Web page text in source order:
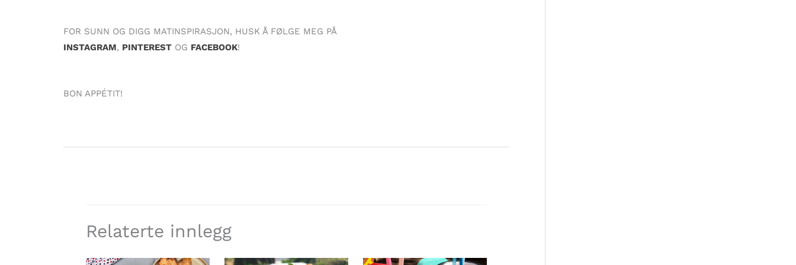
FOR SUNN OG DIGG MATINSPIRASJON, HUSK Å FØLGE MEG PÅ
INSTAGRAM, PINTEREST OG FACEBOOK!
BON APPÉTIT!
Relaterte innlegg